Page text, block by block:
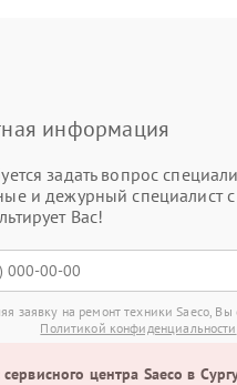
информация
задать вопрос
и дежурный специалист
Вас!
заявку на ремонт техники Saeco, Вы
Политикой конфиденциальности
центра Saeco в